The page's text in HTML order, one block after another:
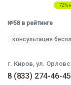
72%
№58 в рейтинге
консультация
г. Киров, ул.
8 (833) 274-46-45